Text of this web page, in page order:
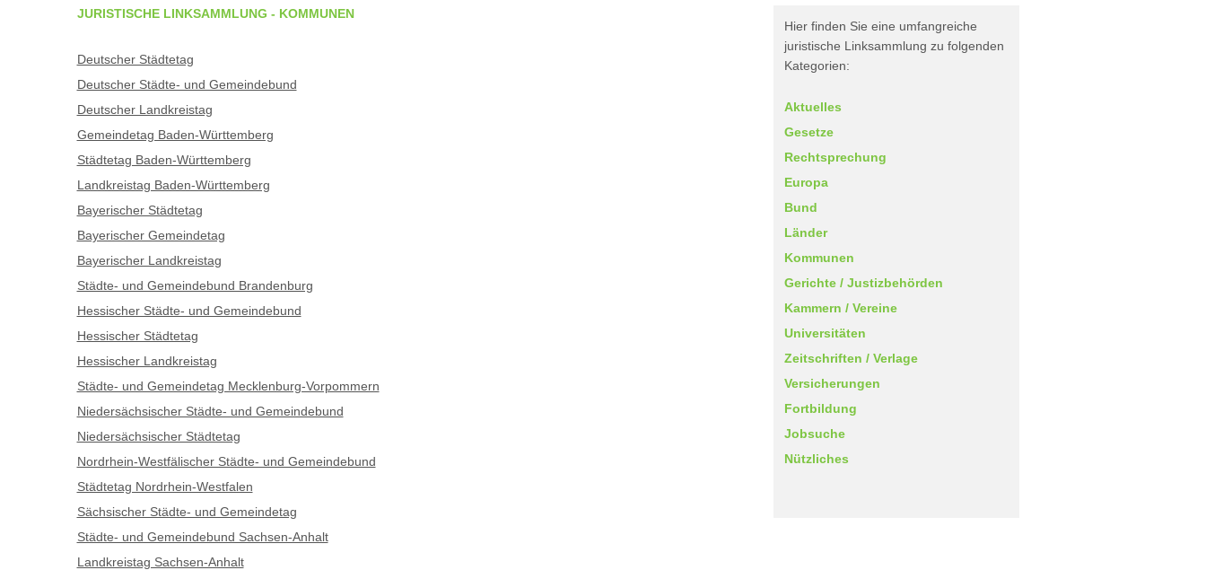
JURISTISCHE LINKSAMMLUNG - KOMMUNEN
Deutscher Städtetag
Deutscher Städte- und Gemeindebund
Deutscher Landkreistag
Gemeindetag Baden-Württemberg
Städtetag Baden-Württemberg
Landkreistag Baden-Württemberg
Bayerischer Städtetag
Bayerischer Gemeindetag
Bayerischer Landkreistag
Städte- und Gemeindebund Brandenburg
Hessischer Städte- und Gemeindebund
Hessischer Städtetag
Hessischer Landkreistag
Städte- und Gemeindetag Mecklenburg-Vorpommern
Niedersächsischer Städte- und Gemeindebund
Niedersächsischer Städtetag
Nordrhein-Westfälischer Städte- und Gemeindebund
Städtetag Nordrhein-Westfalen
Sächsischer Städte- und Gemeindetag
Städte- und Gemeindebund Sachsen-Anhalt
Landkreistag Sachsen-Anhalt
Hier finden Sie eine umfangreiche
juristische Linksammlung zu folgenden
Kategorien:
Aktuelles
Gesetze
Rechtsprechung
Europa
Bund
Länder
Kommunen
Gerichte / Justizbehörden
Kammern / Vereine
Universitäten
Zeitschriften / Verlage
Versicherungen
Fortbildung
Jobsuche
Nützliches